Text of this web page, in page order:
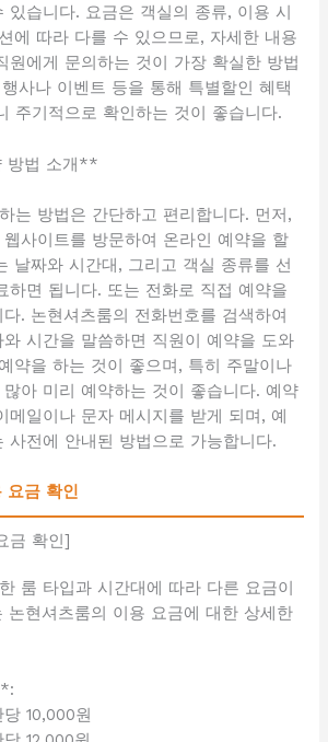
있습니다. 요금은 객실의 종류, 이용 시
에 따라 다를 수 있으므로, 자세한 내용
원에게 문의하는 것이 가장 확실한 방법
사나 이벤트 등을 통해 특별할인 혜택
주기적으로 확인하는 것이 좋습니다.
방법 소개**
는 방법은 간단하고 편리합니다. 먼저,
사이트를 방문하여 온라인 예약을 할
날짜와 시간대, 그리고 객실 종류를 선
하면 됩니다. 또는 전화로 직접 예약을
. 논현셔츠룸의 전화번호를 검색하여
시간을 말씀하면 직원이 예약을 도와
약을 하는 것이 좋으며, 특히 주말이나
아 미리 예약하는 것이 좋습니다. 예약
메일이나 문자 메시지를 받게 되며, 예
사전에 안내된 방법으로 가능합니다.
요금 확인
금 확인]
룸 타입과 시간대에 따라 다른 요금이
논현셔츠룸의 이용 요금에 대한 상세한
10,000원